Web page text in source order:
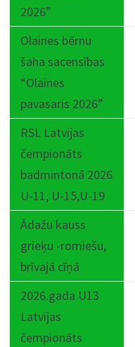
2026”
Olaines bērnu
šaha sacensības
“Olaines
pavasaris 2026”
RSL Latvijas
čempionāts
badmintonā 2026
U-11, U-15,U-19
Ādažu kauss
grieķu -romiešu,
brīvajā cīņā
2026.gada U13
Latvijas
čempionāts